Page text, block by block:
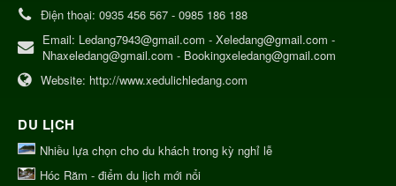
Điện thoại: 0935 456 567 - 0985 186 188
Email: Ledang7943@gmail.com - Xeledang@gmail.com -
Nhaxeledang@gmail.com - Bookingxeledang@gmail.com
Website: http://www.xedulichledang.com
DU LỊCH
Nhiều lựa chọn cho du khách trong kỳ nghỉ lễ
Hóc Răm - điểm du lịch mới nổi